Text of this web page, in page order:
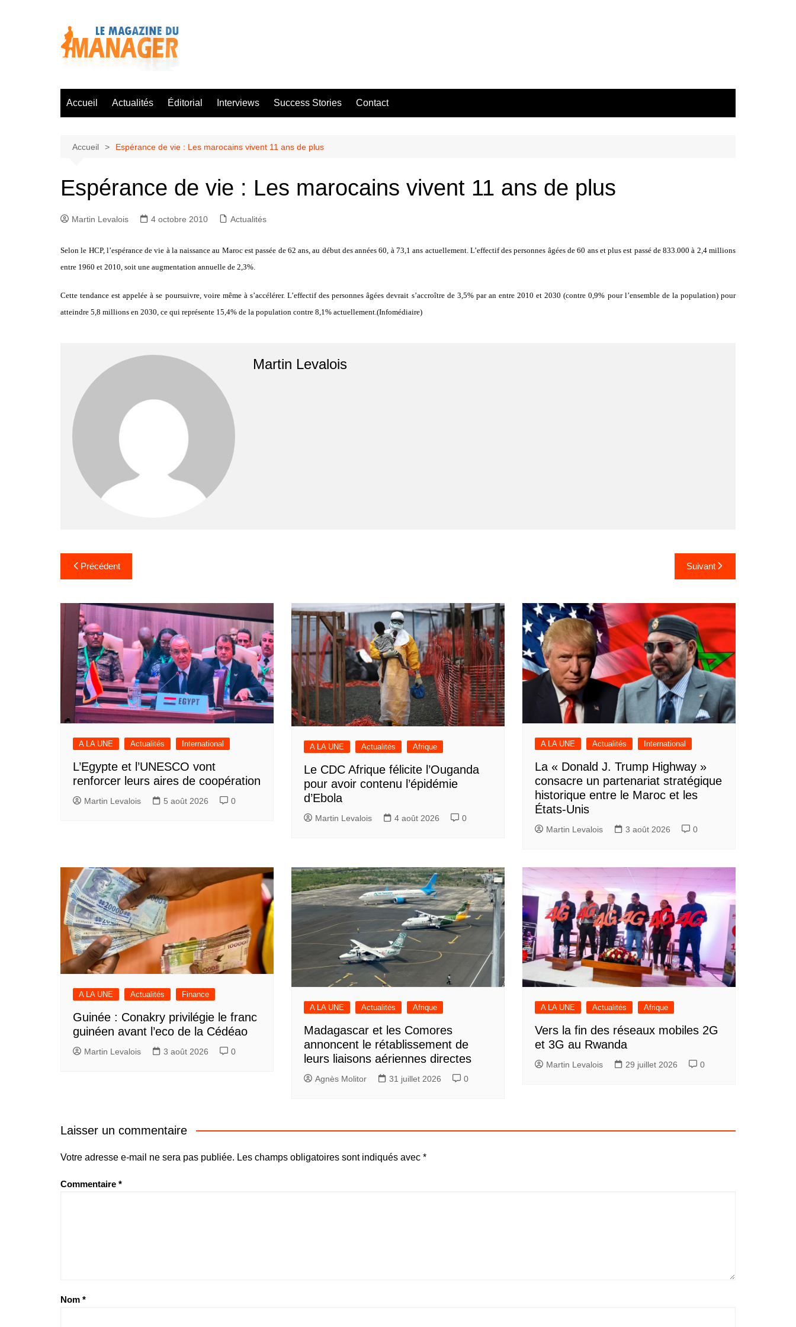
Accueil Actualités Éditorial Interviews Success Stories Contact
Accueil Espérance de vie : Les marocains vivent 11 ans de plus
Espérance de vie : Les marocains vivent 11 ans de plus
Martin Levalois 4 octobre 2010 Actualités
Selon le HCP, l’espérance de vie à la naissance au Maroc est passée de 62 ans, au début des années 60, à 73,1 ans actuellement. L’effectif des personnes âgées de 60 ans et plus est passé de 833.000 à 2,4 millions
entre 1960 et 2010, soit une augmentation annuelle de 2,3%.
Cette tendance est appelée à se poursuivre, voire même à s’accélérer. L’effectif des personnes âgées devrait s’accroître de 3,5% par an entre 2010 et 2030 (contre 0,9% pour l’ensemble de la population) pour
atteindre 5,8 millions en 2030, ce qui représente 15,4% de la population contre 8,1% actuellement.(Infomédiaire)
Martin Levalois
Navigation
de
l’article
Précédent Suivant
A LA UNE Actualités International
L’Egypte et l’UNESCO vont
renforcer leurs aires de coopération
Martin Levalois 5 août 2026 0
A LA UNE Actualités Afrique
Le CDC Afrique félicite l’Ouganda
pour avoir contenu l’épidémie
d’Ebola
Martin Levalois 4 août 2026 0
A LA UNE Actualités International
La « Donald J. Trump Highway »
consacre un partenariat stratégique
historique entre le Maroc et les
États-Unis
Martin Levalois 3 août 2026 0
A LA UNE Actualités Finance
Guinée : Conakry privilégie le franc
guinéen avant l’eco de la Cédéao
Martin Levalois 3 août 2026 0
A LA UNE Actualités Afrique
Madagascar et les Comores
annoncent le rétablissement de
leurs liaisons aériennes directes
Agnès Molitor 31 juillet 2026 0
A LA UNE Actualités Afrique
Vers la fin des réseaux mobiles 2G
et 3G au Rwanda
Martin Levalois 29 juillet 2026 0
Laisser un commentaire
Votre adresse e-mail ne sera pas publiée. Les champs obligatoires sont indiqués avec *
Commentaire *
Nom *